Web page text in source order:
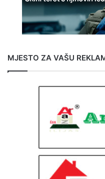
MJESTO ZA VAŠU